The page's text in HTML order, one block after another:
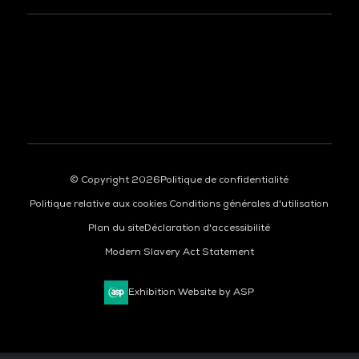
© Copyright 2026Politique de confidentialité
Politique relative aux cookies Conditions générales d'utilisation
Plan du siteDéclaration d'accessibilité
Modern Slavery Act Statement
Exhibition Website by ASP